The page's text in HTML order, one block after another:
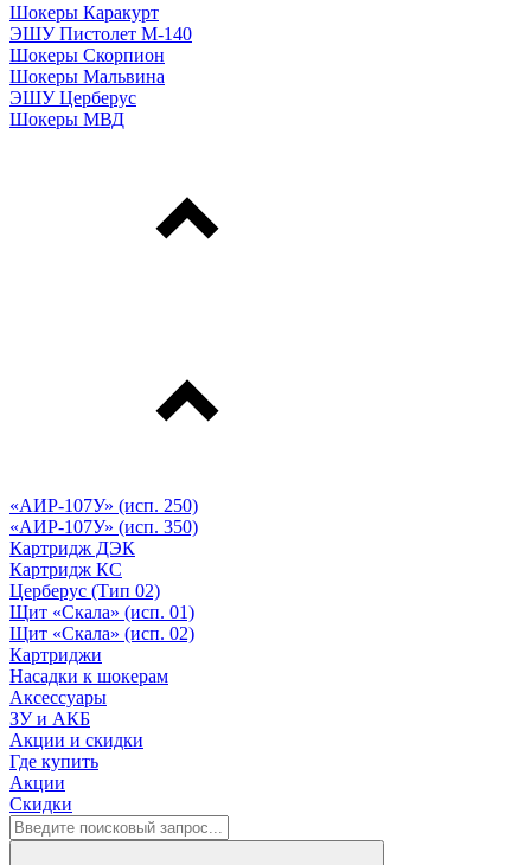
Шокеры Каракурт
ЭШУ Пистолет М-140
Шокеры Скорпион
Шокеры Мальвина
ЭШУ Церберус
Шокеры МВД
«АИР-107У» (исп. 250)
«АИР-107У» (исп. 350)
Картридж ДЭК
Картридж КС
Церберус (Тип 02)
Щит «Скала» (исп. 01)
Щит «Скала» (исп. 02)
Картриджи
Насадки к шокерам
Аксессуары
ЗУ и АКБ
Акции и скидки
Где купить
Акции
Скидки